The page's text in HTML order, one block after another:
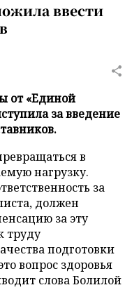
ввести
от «Единой
за введение
в
нагрузку.
за
должен
за эту
труду
подготовки
вопрос здоровья
слова Болилой